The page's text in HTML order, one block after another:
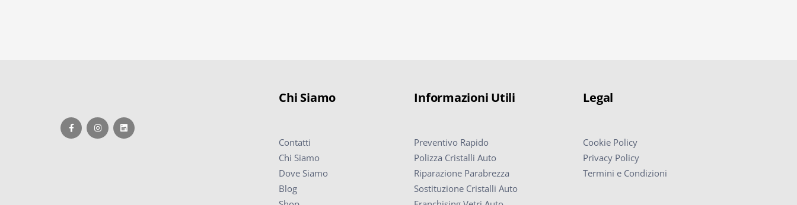
Chi Siamo
Contatti
Chi Siamo
Dove Siamo
Blog
Informazioni Utili
Preventivo Rapido
Polizza Cristalli Auto
Riparazione Parabrezza
Sostituzione Cristalli Auto
Legal
Cookie Policy
Privacy Policy
Termini e Condizioni